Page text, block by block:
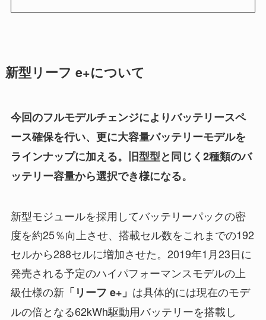
新型リーフ e+について
今回のフルモデルチェンジによりバッテリースペ
ース確保を行い、更に大容量バッテリーモデルを
ラインナップに加える。旧型型と同じく2種類のバ
ッテリー容量から選択でき様になる。
新型モジュールを採用してバッテリーパックの密
度を約25％向上させ、搭載セル数をこれまでの192
セルから288セルに増加させた。2019年1月23日に
発売される予定のハイパフォーマンスモデルの上
級仕様の新「リーフ e+」 は具体的には現在のモデ
ルの倍となる62kWh駆動用バッテリーを搭載し